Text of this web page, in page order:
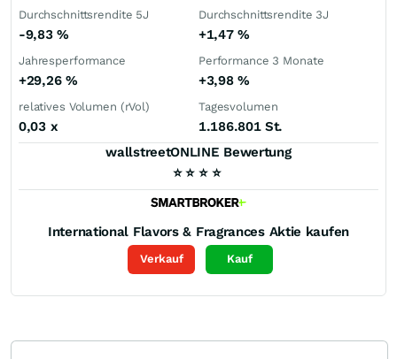
Durchschnittsrendite 5J
-9,83%
Durchschnittsrendite 3J
+1,47%
Jahresperformance
+29,26 %
Performance 3 Monate
+3,98%
relatives Volumen (rVol)
0,03 x
Tagesvolumen
1.186.801 St.
wallstreetONLINE Bewertung
⭐ ⭐ ⭐ ⭐
International Flavors & Fragrances Aktie kaufen
Verkauf Kauf